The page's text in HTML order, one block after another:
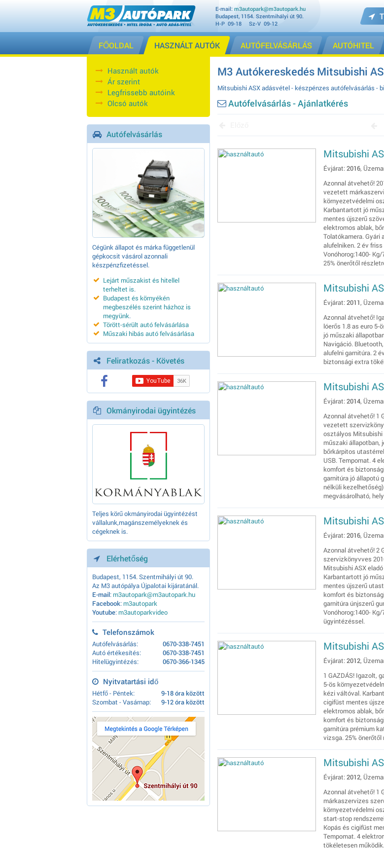
E-mail: m3autopark@m3autopark.hu
Budapest, 1154. Szentmihályi út 90.
H-P 09-18 Sz-V 09-12
FŐOLDAL HASZNÁLT AUTÓK AUTÓFELVÁSÁRLÁS AUTÓHITEL
Használt autók
Ár szerint
Legfrissebb autóink
Olcsó autók
Autófelvásárlás
Cégünk állapot és márka függetlenül
gépkocsit vásárol azonnali
készpénzfizetéssel.
Lejárt műszakist és hitellel
terheltet is.
Budapest és környékén
megbeszélés szerint házhoz is
megyünk.
Törött-sérült autó felvásárlása
Műszaki hibás autó felvásárlása
Feliratkozás - Követés
Okmányirodai ügyintézés
Teljes körű okmányirodai ügyintézést
vállalunk,magánszemélyeknek és
cégeknek is.
Elérhetőség
Budapest, 1154. Szentmihályi út 90.
Az M3 autópálya Újpalotai kijáratánál.
E-mail: m3autopark@m3autopark.hu
Facebook: m3autopark
Youtube: m3autoparkvideo
Telefonszámok
Autófelvásárlás:
0670-338-7451
Autó értékesítés:
0670-338-7451
Hitelügyintézés:
0670-366-1345
Nyitvatartási idő
Hétfő - Péntek:
9-18 óra között
Szombat - Vasárnap:
9-12 óra között
M3 Autókereskedés Mitsubishi
Mitsubishi ASX adásvétel - készpénzes autófelvásárlás
Autófelvásárlás - Ajánlatkérés
Mitsubishi
Évjárat:2016,
Azonnal átvehető!
vezetett
környezetvédelmi
Karbantartott jó
mentes újszerű
elektromos ablak,
Tolatókamera. Gyári
alufelniken. 2 év
Vonóhorog:1400-
25% önerőtől
Mitsubishi
Évjárat:2011,
Azonnal átvehető!
lóerős 1.8 as euro
jó műszaki
Navigáció.
alufelni garnitúra. 2
biztonsági extra
Mitsubishi
Évjárat:2014,
Azonnal átvehető! 1
vezetett
osztályos Mitsubishi
műszaki állapotban,
bőrkárpitos
USB. Tempomat. 4
komfort és
garnitúra jó állapotú
nélküli
megvásárolható,
Mitsubishi
Évjárat:2016,
Azonnal átvehető! 2
szervizkönyvves
Mitsubishi ASX
Karbantartott jó
mentes újszerű
komfort és
garnitúra únjszerű
Vonóhorog:1400-
ügyintézéssel.
Mitsubishi
Évjárat:2012,
1 GAZDÁS! Igazolt,
5-ös
kézi váltóval.
cigifüst mentes
elektromos ablak,
komfort és
garnitúra prémium
vizsga. 25%
Mitsubishi
Évjárat:2012,
Azonnal átvehető! 1
márkaszervizes
környezetvédelmi
start-stop
Kopás és cigifüst
Tempomat. 4
tökéletesen